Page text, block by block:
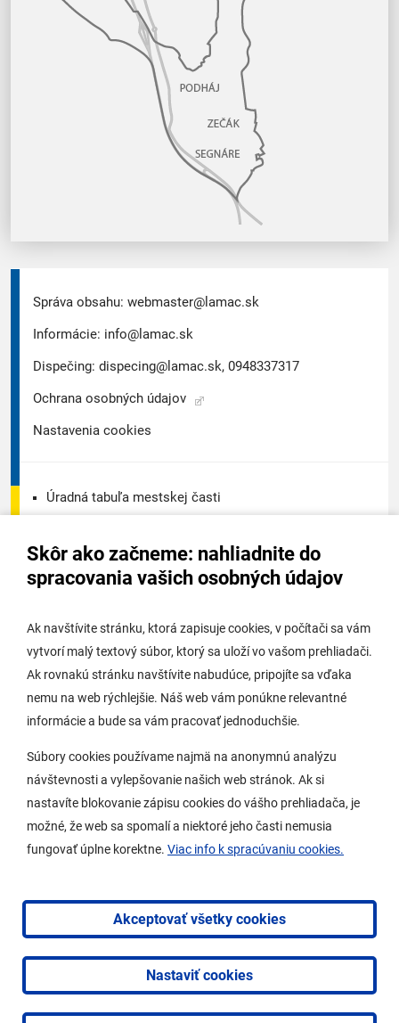
Skôr ako začneme: nahliadnite do
spracovania vašich osobných údajov
Ak navštívite stránku, ktorá zapisuje cookies, v počítači sa vám
vytvorí malý textový súbor, ktorý sa uloží vo vašom prehliadači.
Ak rovnakú stránku navštívite nabudúce, pripojíte sa vďaka
nemu na web rýchlejšie. Náš web vám ponúkne relevantné
informácie a bude sa vám pracovať jednoduchšie.
Súbory cookies používame najmä na anonymnú analýzu
návštevnosti a vylepšovanie našich web stránok. Ak si
nastavíte blokovanie zápisu cookies do vášho prehliadača, je
možné, že web sa spomalí a niektoré jeho časti nemusia
fungovať úplne korektne. Viac info k spracúvaniu cookies.
Akceptovať všetky cookies
Nastaviť cookies
Správa obsahu: webmaster@lamac.sk
Informácie: info@lamac.sk
Dispečing: dispecing@lamac.sk, 0948337317
Ochrana osobných údajov
Nastavenia cookies
Úradná tabuľa mestskej časti
Úradná tabuľa stavebného úradu
Potrebujem vybaviť
Samospráva
O Lamači
Mobilná aplikácia
Kontakty
Vyhlásenie o prístupnosti
2026 © Mestská časť Bratislava-Lamač|Tvorba web
stránok
aredakčný systém odAlejTech, spol. s r.o.